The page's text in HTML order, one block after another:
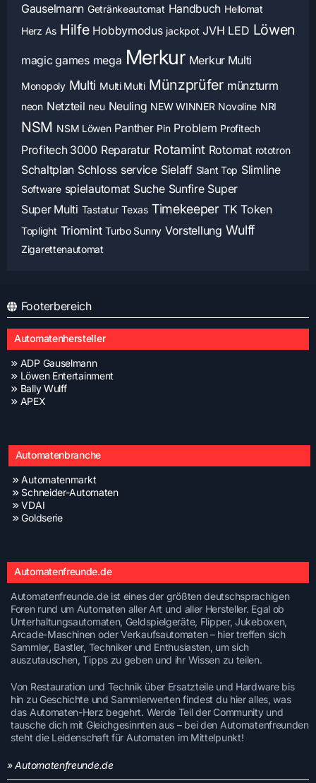
Gauselmann Getränkeautomat Handbuch Hellomat
Herz As Hilfe Hobbymodus jackpot JVH LED Löwen
magic games mega Merkur Merkur Multi
Monopoly Multi Multi Multi Münzprüfer münzturm
neon Netzteil neu Neuling NEW WINNER Novoline NRI
NSM NSM Löwen Panther Pin Problem Profitech
Profitech 3000 Reparatur Rotamint Rotomat rototron
Schaltplan Schloss service Sielaff Slant Top Slimline
Software spielautomat Suche Sunfire Super
Super Multi Tastatur Texas Timekeeper TK Token
Toplight Triomint Turbo Sunny Vorstellung Wulff
Zigarettenautomat
Footerbereich
Automatenhersteller
ADP Gauselmann
Löwen Entertainment
Bally Wulff
APEX
Automatenbranche
Automatenmarkt
Schneider-Automaten
VDAI
Goldserie
Automatenfreunde.de
Automatenfreunde.de ist eines der größten deutschsprachigen
Foren rund um Automaten aller Art und aller Hersteller. Egal ob
Unterhaltungsautomaten, Geldspielgeräte, Flipper, Jukeboxen,
Arcade-Maschinen oder Verkaufsautomaten – hier treffen sich
Sammler, Bastler, Techniker und Enthusiasten, um sich
auszutauschen, Tipps zu geben und ihr Wissen zu teilen.
Von Restauration und Technik über Ersatzteile und Hardware bis
hin zu Geschichte und Sammlerwerten findest du hier alles, was
das Automaten-Herz begehrt. Werde Teil der Community und
tausche dich mit Gleichgesinnten aus – bei den Automatenfreunden
steht die Leidenschaft für Automaten im Mittelpunkt!
» Automatenfreunde.de